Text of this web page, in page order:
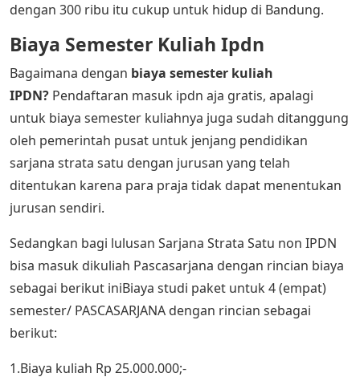
dengan 300 ribu itu cukup untuk hidup di Bandung.
Biaya Semester Kuliah Ipdn
Bagaimana dengan biaya semester kuliah
IPDN? Pendaftaran masuk ipdn aja gratis, apalagi
untuk biaya semester kuliahnya juga sudah ditanggung
oleh pemerintah pusat untuk jenjang pendidikan
sarjana strata satu dengan jurusan yang telah
ditentukan karena para praja tidak dapat menentukan
jurusan sendiri.
Sedangkan bagi lulusan Sarjana Strata Satu non IPDN
bisa masuk dikuliah Pascasarjana dengan rincian biaya
sebagai berikut iniBiaya studi paket untuk 4 (empat)
semester/ PASCASARJANA dengan rincian sebagai
berikut:
1.Biaya kuliah Rp 25.000.000;-